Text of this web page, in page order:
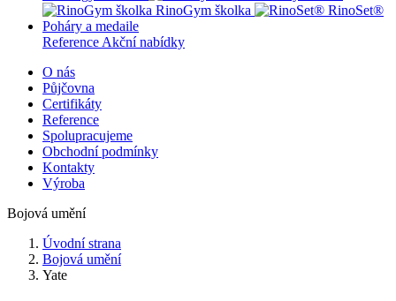
RinoGym školka
RinoSet®
Poháry a medaile
Reference Akční nabídky
O nás
Půjčovna
Certifikáty
Reference
Spolupracujeme
Obchodní podmínky
Kontakty
Výroba
Bojová umění
Úvodní strana
Bojová umění
Yate